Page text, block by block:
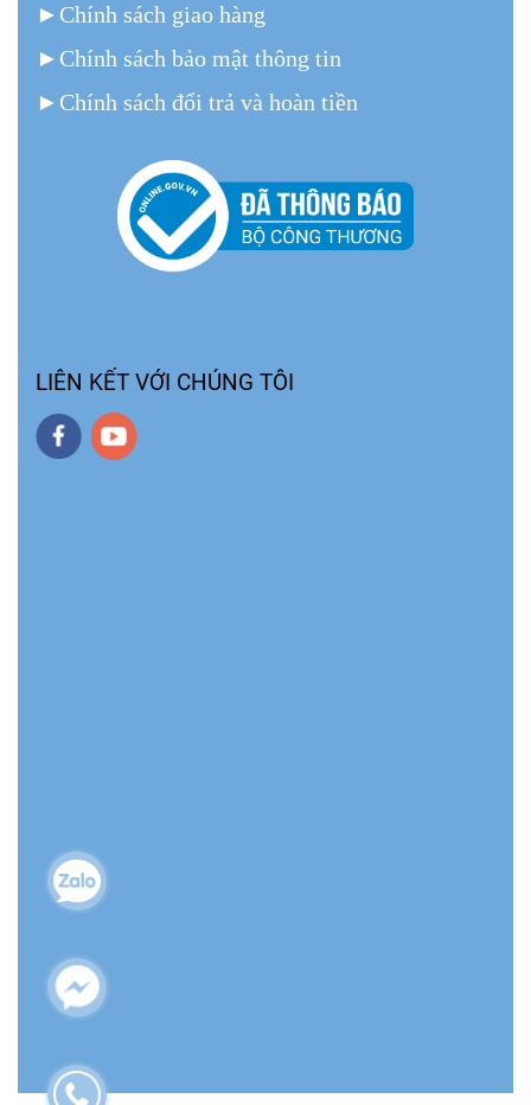
► Chính sách giao hàng
► Chính sách bảo mật thông tin
► Chính sách đổi trả và hoàn tiền
LIÊN KẾT VỚI CHÚNG TÔI